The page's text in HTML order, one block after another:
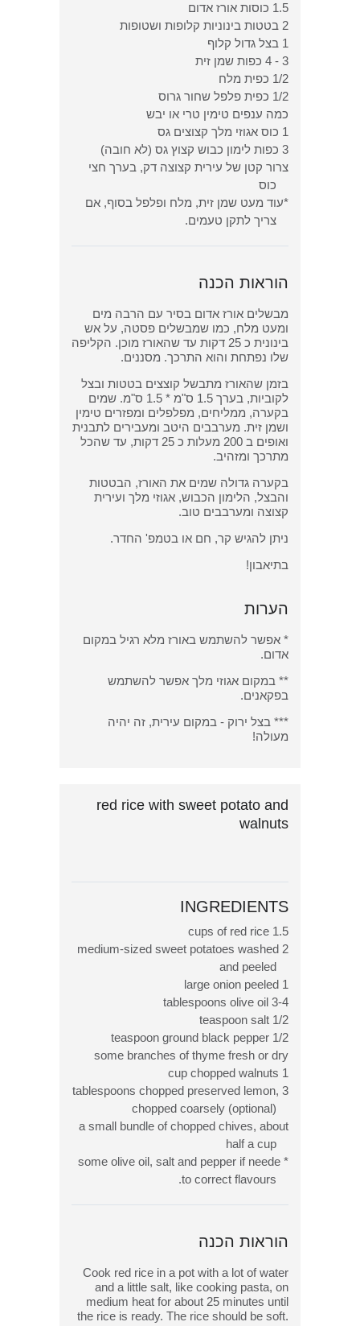
1.5 כוסות אורז אדום
2 בטטות בינוניות קלופות ושטופות
1 בצל גדול קלוף
3 - 4 כפות שמן זית
1/2 כפית מלח
1/2 כפית פלפל שחור גרוס
כמה ענפים טימין טרי או יבש
1 כוס אגוזי מלך קצוצים גס
3 כפות לימון כבוש קצוץ גס (לא חובה)
צרור קטן של עירית קצוצה דק, בערך חצי
כוס
*עוד מעט שמן זית, מלח ופלפל בסוף, אם
צריך לתקן טעמים.
הוראות הכנה
מבשלים אורז אדום בסיר עם הרבה מים
ומעט מלח, כמו שמבשלים פסטה, על אש
בינונית כ 25 דקות עד שהאורז מוכן. הקליפה
שלו נפתחת והוא התרכך. מסננים.
בזמן שהאורז מתבשל קוצצים בטטות ובצל
לקוביות, בערך 1.5 ס"מ * 1.5 ס"מ. שמים
בקערה, ממליחים, מפלפלים ומפזרים טימין
ושמן זית. מערבבים היטב ומעבירים לתבנית
ואופים ב 200 מעלות כ 25 דקות, עד שהכל
מתרכך ומזהיב.
בקערה גדולה שמים את האורז, הבטטות
והבצל, הלימון הכבוש, אגוזי מלך ועירית
קצוצה ומערבבים טוב.
ניתן להגיש קר, חם או בטמפ' החדר.
בתיאבון!
הערות
* אפשר להשתמש באורז מלא רגיל במקום
אדום.
** במקום אגוזי מלך אפשר להשתמש
בפקאנים.
*** בצל ירוק - במקום עירית, זה יהיה
מעולה!
red rice with sweet potato and
walnuts
INGREDIENTS
1.5 cups of red rice
2 medium-sized sweet potatoes washed
and peeled
1 large onion peeled
3-4 tablespoons olive oil
1/2 teaspoon salt
1/2 teaspoon ground black pepper
some branches of thyme fresh or dry
1 cup chopped walnuts
3 tablespoons chopped preserved lemon,
chopped coarsely (optional)
a small bundle of chopped chives, about
half a cup
* some olive oil, salt and pepper if neede
to correct flavours.
הוראות הכנה
Cook red rice in a pot with a lot of water
and a little salt, like cooking pasta, on
medium heat for about 25 minutes until
the rice is ready. The rice should be soft.